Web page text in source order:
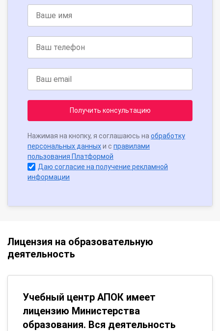
Получить консультацию
Нажимая на кнопку, я соглашаюсь на обработку
персональных данныхи с правилами
пользования Платформой
Даю согласие на получение рекламной
информации
Лицензия на образовательную
деятельность
Учебный центр АПОК имеет
лицензию Министерства
образования. Вся деятельность